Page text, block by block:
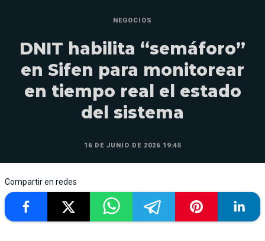
NEGOCIOS
DNIT habilita “semáforo”
en Sifen para monitorear
en tiempo real el estado
del sistema
16 DE JUNIO DE 2026 19:45
Compartir en redes